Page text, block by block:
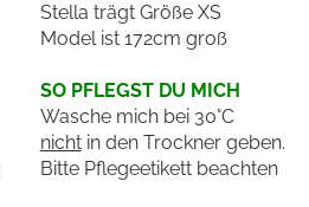
Stella trägt Größe XS
Model ist 172cm groß
SO PFLEGST DU MICH
Wasche mich bei 30°C
nichtin den Trockner geben.
Bitte Pflegeetikett beachten